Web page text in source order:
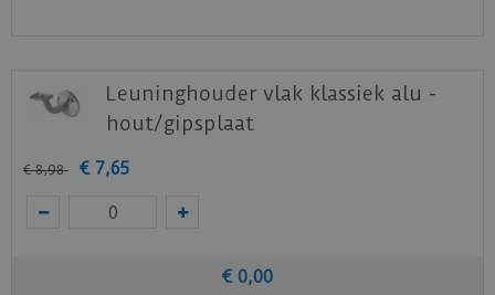
Leuninghouder vlak klassiek alu -
hout/gipsplaat
€ 8,98 € 7,65
€ 0,00